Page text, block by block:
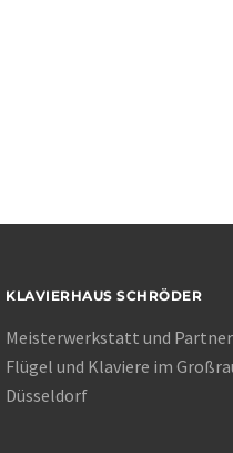
KLAVIERHAUS SCHRÖDER
Meisterwerkstatt und
Flügel und Klaviere im
Düsseldorf